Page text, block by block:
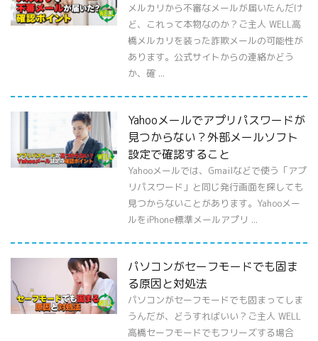
メルカリから不審なメールが届いたんだけ
ど、これって本物なのか？ご主人 WELL高
橋メルカリを装った詐欺メールの可能性が
あります。公式サイトからの連絡かどう
か、確 ...
Yahooメールでアプリパスワードが
見つからない？外部メールソフト
設定で確認すること
Yahooメールでは、Gmailなどで使う「アプ
リパスワード」と同じ発行画面を探しても
見つからないことがあります。Yahooメー
ルをiPhone標準メールアプリ ...
パソコンがセーフモードでも固ま
る原因と対処法
パソコンがセーフモードでも固まってしま
うんだが、どうすればいい？ご主人 WELL
高橋セーフモードでもフリーズする場合